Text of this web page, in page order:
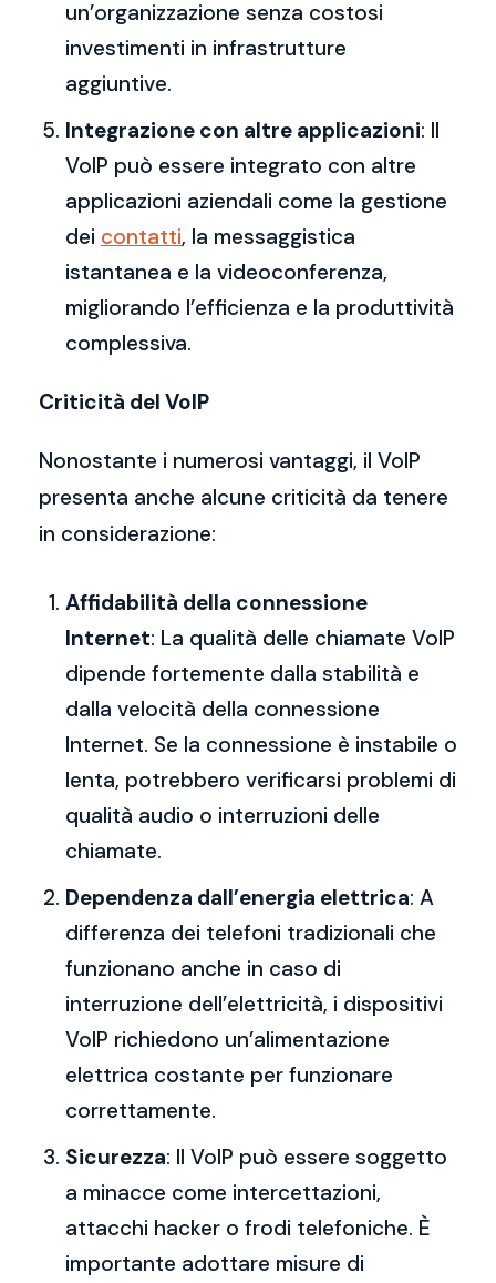
un’organizzazione senza costosi
investimenti in infrastrutture
aggiuntive.
Integrazione con altre applicazioni: Il
VoIP può essere integrato con altre
applicazioni aziendali come la gestione
dei contatti, la messaggistica
istantanea e la videoconferenza,
migliorando l’efficienza e la produttività
complessiva.
Criticità del VoIP
Nonostante i numerosi vantaggi, il VoIP
presenta anche alcune criticità da tenere
in considerazione:
Affidabilità della connessione
Internet: La qualità delle chiamate VoIP
dipende fortemente dalla stabilità e
dalla velocità della connessione
Internet. Se la connessione è instabile o
lenta, potrebbero verificarsi problemi di
qualità audio o interruzioni delle
chiamate.
Dependenza dall’energia elettrica: A
differenza dei telefoni tradizionali che
funzionano anche in caso di
interruzione dell’elettricità, i dispositivi
VoIP richiedono un’alimentazione
elettrica costante per funzionare
correttamente.
Sicurezza: Il VoIP può essere soggetto
a minacce come intercettazioni,
attacchi hacker o frodi telefoniche. È
importante adottare misure di